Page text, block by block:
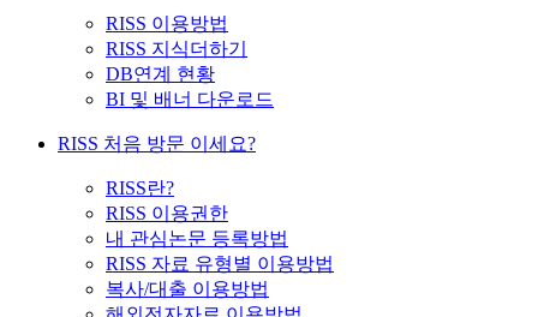
RISS 이용방법
RISS 지식더하기
DB연계 현황
BI 및 배너 다운로드
RISS 처음 방문 이세요?
RISS란?
RISS 이용권한
내 관심논문 등록방법
RISS 자료 유형별 이용방법
복사/대출 이용방법